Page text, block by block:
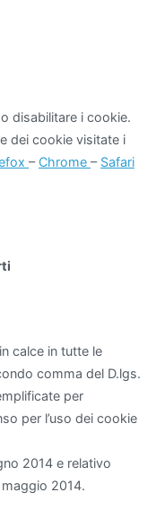
disabilitare i cookie.
dei cookie visitate i
– Chrome – Safari
calce in tutte le
comma del D.lgs.
per
per l’uso dei cookie
2014 e relativo
2014.